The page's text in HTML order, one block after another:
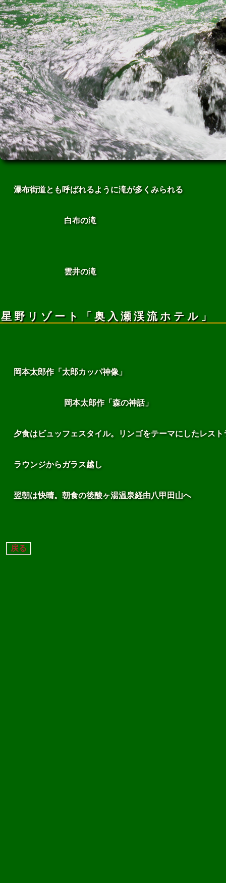
瀑布街道とも呼ばれるように滝が多くみられる
白布の滝
雲井の滝
星野リゾート「奥入瀬渓流ホテル」
岡本太郎作「太郎カッパ神像」
岡本太郎作「森の神話」
夕食はビュッフェスタイル。リンゴをテーマにしたレスト
ラウンジからガラス越し
翌朝は快晴。朝食の後酸ヶ湯温泉経由八甲田山へ
戻る